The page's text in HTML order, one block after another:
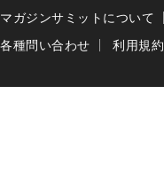
マガジンサミットについて
各種問い合わせ
利用規約